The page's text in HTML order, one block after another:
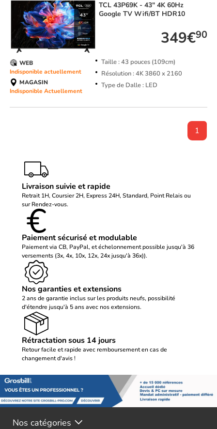
TCL 43P69K - 43" 4K 60Hz
Google TV Wifi/BT HDR10
349€90
Taille : 43 pouces (109cm)
Résolution : 4K 3860 x 2160
Type de Dalle : LED
WEB
Indisponible actuellement
MAGASIN
Indisponible Actuellement
1
Livraison suivie et rapide
Retrait 1H, Coursier 2H, Express 24H, Standard, Point Relais ou
sur Rendez-vous.
Paiement sécurisé et modulable
Paiement via CB, PayPal, et échelonnement possible jusqu'à 36
versements (3x, 4x, 10x, 12x, 24x jusqu'à 36x)).
Nos garanties et extensions
2 ans de garantie inclus sur les produits neufs, possibilité
d'étendre jusqu'à 5 ans avec nos extensions.
Rétractation sous 14 jours
Retour facile et rapide avec remboursement en cas de
changement d'avis !
Nos catégories